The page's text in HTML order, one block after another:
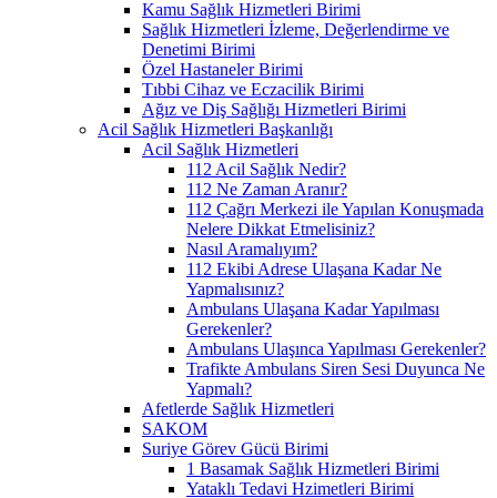
Kamu Sağlık Hizmetleri Birimi
Sağlık Hizmetleri İzleme, Değerlendirme ve
Denetimi Birimi
Özel Hastaneler Birimi
Tıbbi Cihaz ve Eczacilik Birimi
Ağız ve Diş Sağlığı Hizmetleri Birimi
Acil Sağlık Hizmetleri Başkanlığı
Acil Sağlık Hizmetleri
112 Acil Sağlık Nedir?
112 Ne Zaman Aranır?
112 Çağrı Merkezi ile Yapılan Konuşmada
Nelere Dikkat Etmelisiniz?
Nasıl Aramalıyım?
112 Ekibi Adrese Ulaşana Kadar Ne
Yapmalısınız?
Ambulans Ulaşana Kadar Yapılması
Gerekenler?
Ambulans Ulaşınca Yapılması Gerekenler?
Trafikte Ambulans Siren Sesi Duyunca Ne
Yapmalı?
Afetlerde Sağlık Hizmetleri
SAKOM
Suriye Görev Gücü Birimi
1 Basamak Sağlık Hizmetleri Birimi
Yataklı Tedavi Hzimetleri Birimi